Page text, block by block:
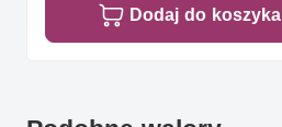
Dodaj do koszyka